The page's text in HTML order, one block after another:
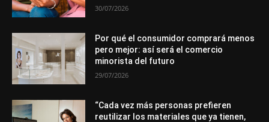
30/07/2026
Por qué el consumidor comprará menos
pero mejor: así será el comercio
minorista del futuro
29/07/2026
“Cada vez más personas prefieren
reutilizar los materiales que ya tienen,